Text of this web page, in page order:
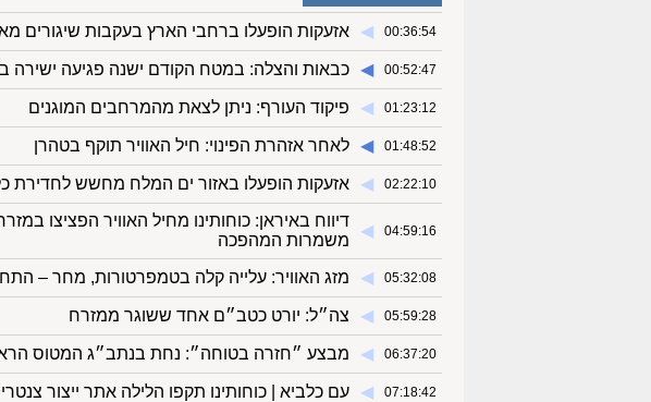
00:36:54
◀︎ אזעקות הופעלו ברחבי הארץ בעקבות שיגורים
00:52:47
◀︎ כבאות והצלה: במטח הקודם ישנה פגיעה ישירה
01:23:12
◀︎ פיקוד העורף: ניתן לצאת מהמרחבים המוגנים
01:48:52
◀︎ לאחר אזהרת הפינוי: חיל האוויר תוקף בטהרן
02:22:10
◀︎ אזעקות הופעלו באזור ים המלח מחשש לחדירת
04:59:16
◀︎
דיווח באיראן: כוחותינו מחיל האוויר הפציצו
משמרות המהפכה
05:32:08
◀︎ מזג האוויר: עלייה קלה בטמפרטורות, מחר –
05:59:28
◀︎ צה״ל: יורט כטב״ם אחד ששוגר ממזרח
06:37:20
◀︎ מבצע ״חזרה בטוחה״: נחת בנתב״ג המטוס
07:18:42
◀︎ עם כלביא | כוחותינו תקפו הלילה אתר ייצור